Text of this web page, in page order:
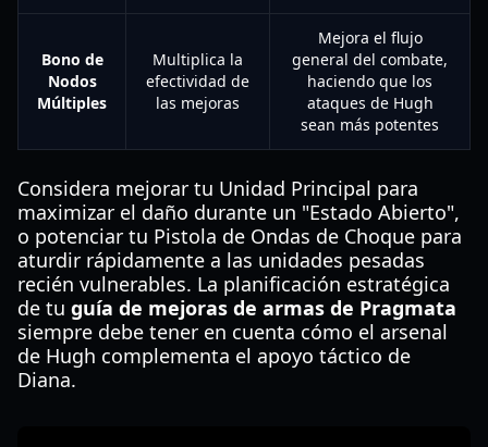
Bono de
Nodos
Múltiples
Multiplica la
efectividad de
las mejoras
Mejora el flujo
general del combate,
haciendo que los
ataques de Hugh
sean más potentes
Considera mejorar tu Unidad Principal para
maximizar el daño durante un "Estado Abierto",
o potenciar tu Pistola de Ondas de Choque para
aturdir rápidamente a las unidades pesadas
recién vulnerables. La planificación estratégica
de tu guía de mejoras de armas de Pragmata
siempre debe tener en cuenta cómo el arsenal
de Hugh complementa el apoyo táctico de
Diana.